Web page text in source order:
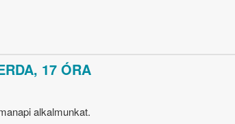
17 ÓRA
alkalmunkat.